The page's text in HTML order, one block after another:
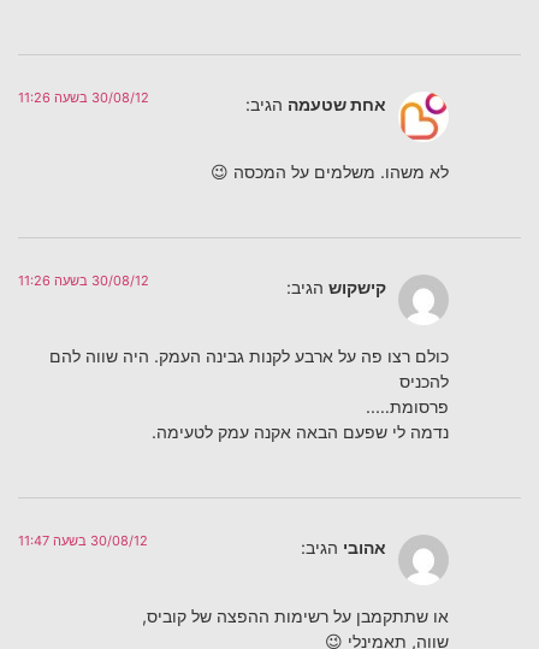
אחת שטעמה הגיב: 30/08/12 בשעה 11:26
לא משהו. משלמים על המכסה 😉
קישקוש הגיב: 30/08/12 בשעה 11:26
כולם רצו פה על ארבע לקנות גבינה העמק. היה שווה להם
להכניס
פרסומת…..
נדמה לי שפעם הבאה אקנה עמק לטעימה.
אהובי הגיב: 30/08/12 בשעה 11:47
או שתתקמבן על רשימות ההפצה של קוביס,
שווה, תאמינלי 😉